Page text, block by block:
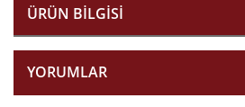
ÜRÜN BILGISI
YORUMLAR